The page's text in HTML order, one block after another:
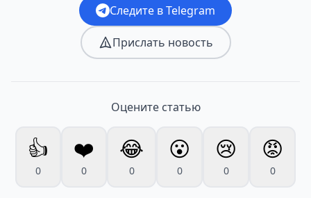
Следите в Telegram
Прислать новость
Оцените статью
👍
0
❤️
0
😂
0
😮
0
😢
0
😡
0